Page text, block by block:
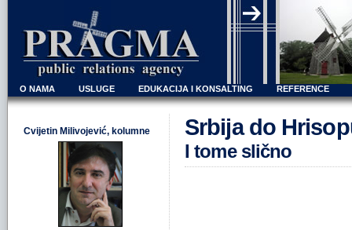
O NAMA USLUGE EDUKACIJA I KONSALTING REFERENCE
Cvijetin Milivojević, kolumne Srbija do
I tome slično